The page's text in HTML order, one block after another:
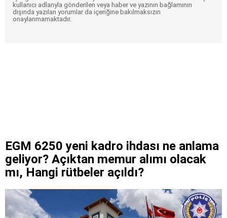
kullanıcı adlarıyla gönderilen veya haber ve yazının bağlamının
dışında yazılan yorumlar da içeriğine bakılmaksızın
onaylanmamaktadır.
EGM 6250 yeni kadro ihdası ne anlama
geliyor? Açıktan memur alımı olacak
mı, Hangi rütbeler açıldı?